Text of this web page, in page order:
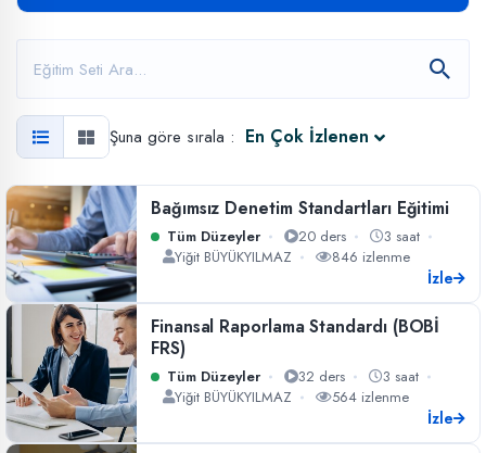
Şuna göre sırala : En Çok İzlenen
Bağımsız Denetim Standartları Eğitimi
Tüm Düzeyler 20 ders
3 saat
Yiğit BÜYÜKYILMAZ
846 izlenme
İzle
Finansal Raporlama Standardı (BOBİ
FRS)
Tüm Düzeyler 32 ders
3 saat
Yiğit BÜYÜKYILMAZ
564 izlenme
İzle